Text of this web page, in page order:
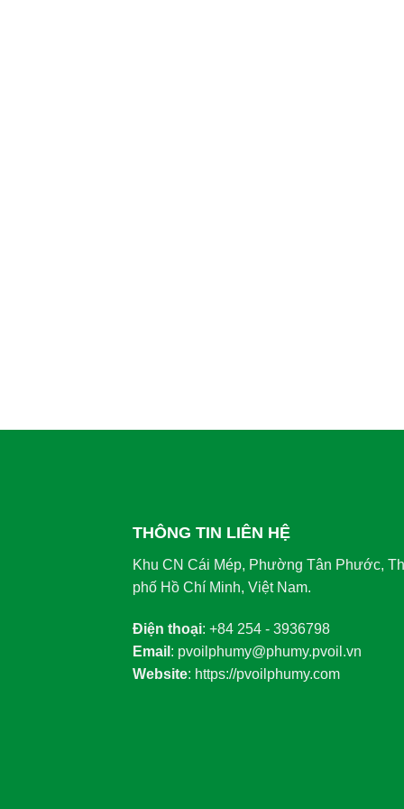
THÔNG TIN LIÊN HỆ
Khu CN Cái Mép, Phường Tân Phước,
phố Hồ Chí Minh, Việt Nam.
Điện thoại: +84 254 - 3936798
Email : pvoilphumy@phumy.pvoil.vn
Website: https://pvoilphumy.com